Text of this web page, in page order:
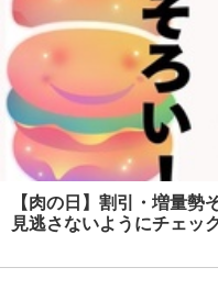
【肉の日】割引・増量
見逃さないようにチェッ